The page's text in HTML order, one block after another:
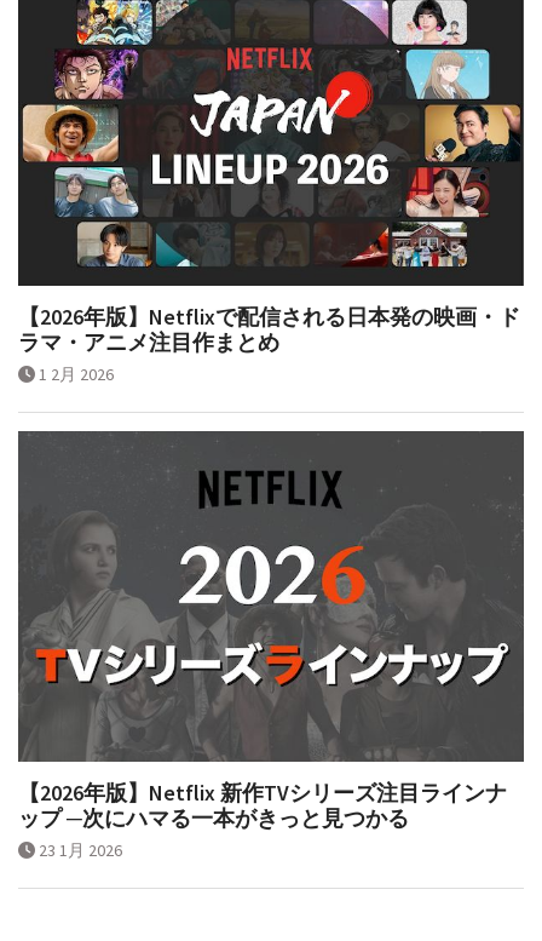
【2026年版】Netflixで配信される日本発の映画・ド
ラマ・アニメ注目作まとめ
1 2月 2026
【2026年版】Netflix 新作TVシリーズ注目ラインナ
ップ ─次にハマる一本がきっと見つかる
23 1月 2026